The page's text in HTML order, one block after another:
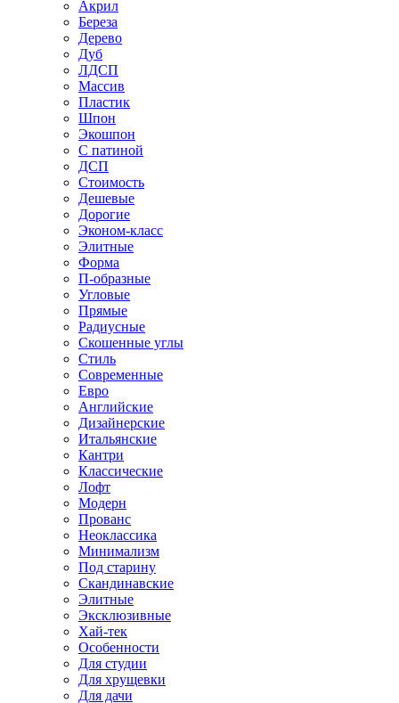
Акрил
Береза
Дерево
Дуб
ЛДСП
Массив
Пластик
Шпон
Экошпон
С патиной
ДСП
Стоимость
Дешевые
Дорогие
Эконом-класс
Элитные
Форма
П-образные
Угловые
Прямые
Радиусные
Скошенные углы
Стиль
Современные
Евро
Английские
Дизайнерские
Итальянские
Кантри
Классические
Лофт
Модерн
Прованс
Неоклассика
Минимализм
Под старину
Скандинавские
Элитные
Эксклюзивные
Хай-тек
Особенности
Для студии
Для хрущевки
Для дачи